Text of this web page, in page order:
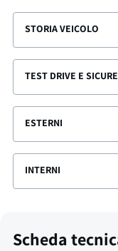
STORIA VEICOLO
TEST DRIVE E
ESTERNI
INTERNI
Scheda